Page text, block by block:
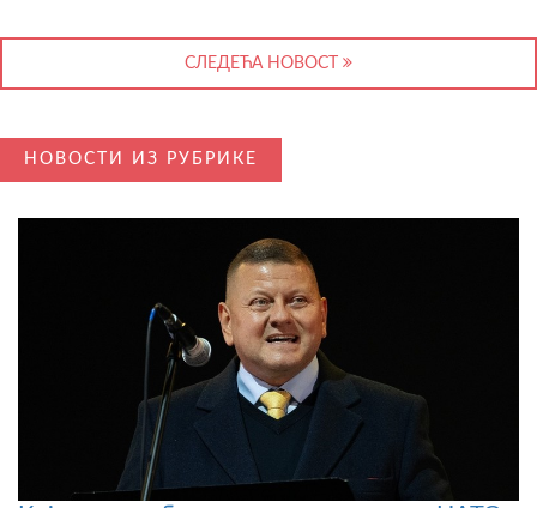
СЛЕДЕЋА НОВОСТ
НОВОСТИ ИЗ РУБРИКЕ